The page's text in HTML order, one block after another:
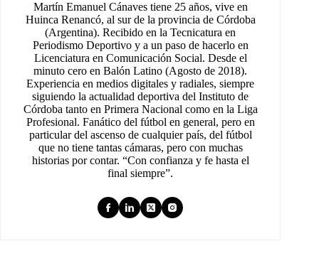
Martín Emanuel Cánaves tiene 25 años, vive en
Huinca Renancó, al sur de la provincia de Córdoba
(Argentina). Recibido en la Tecnicatura en
Periodismo Deportivo y a un paso de hacerlo en
Licenciatura en Comunicación Social. Desde el
minuto cero en Balón Latino (Agosto de 2018).
Experiencia en medios digitales y radiales, siempre
siguiendo la actualidad deportiva del Instituto de
Córdoba tanto en Primera Nacional como en la Liga
Profesional. Fanático del fútbol en general, pero en
particular del ascenso de cualquier país, del fútbol
que no tiene tantas cámaras, pero con muchas
historias por contar. “Con confianza y fe hasta el
final siempre”.